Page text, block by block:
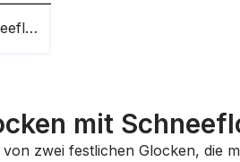
Zwei Glocken mit Schneeflocke
mit
von zwei festlichen Glocken, die